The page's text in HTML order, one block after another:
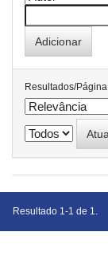
Resultados/Página
Resultado 1-1 de 1.